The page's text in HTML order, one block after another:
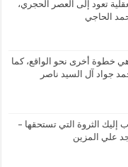
تعود إلى العصر الحجري،
الحاجي
خطوة أخرى نحو الواقع، كما
جواد آل السيد ناصر
إليك الثروة التي تستحقها –